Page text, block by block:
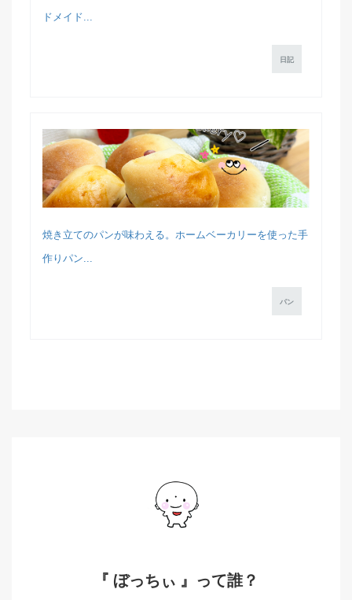
ドメイド...
日記
焼き立てのパンが味わえる。ホームベーカリーを使った手
作りパン...
パン
『 ぼっちぃ 』って誰？